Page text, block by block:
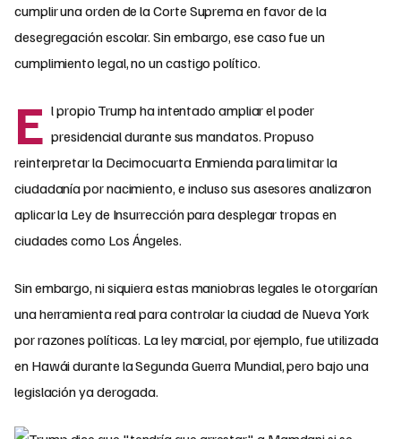
cumplir una orden de la Corte Suprema en favor de la
desegregación escolar. Sin embargo, ese caso fue un
cumplimiento legal, no un castigo político.
E l propio Trump ha intentado ampliar el poder
presidencial durante sus mandatos. Propuso
reinterpretar la Decimocuarta Enmienda para limitar la
ciudadanía por nacimiento, e incluso sus asesores analizaron
aplicar la Ley de Insurrección para desplegar tropas en
ciudades como Los Ángeles.
Sin embargo, ni siquiera estas maniobras legales le otorgarían
una herramienta real para controlar la ciudad de Nueva York
por razones políticas. La ley marcial, por ejemplo, fue utilizada
en Hawái durante la Segunda Guerra Mundial, pero bajo una
legislación ya derogada.